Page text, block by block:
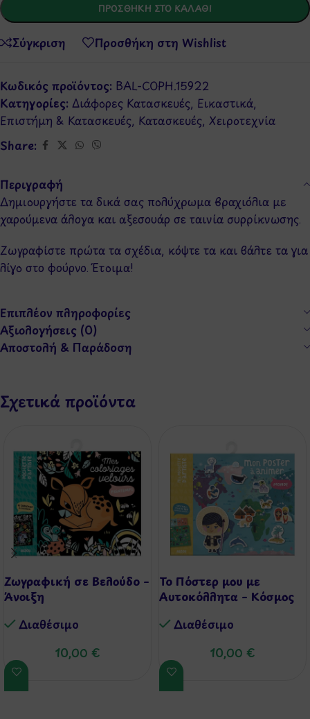
ΠΡΟΣΘΉΚΗ ΣΤΟ ΚΑΛΆΘΙ
Σύγκριση Προσθήκη στη Wishlist
Κωδικός προϊόντος: BAL-COPH.15922
Κατηγορίες: Διάφορες Κατασκευές, Εικαστικά,
Επιστήμη & Κατασκευές, Κατασκευές, Χειροτεχνία
Share:
Περιγραφή
Δημιουργήστε τα δικά σας πολύχρωμα βραχιόλια με
χαρούμενα άλογα και αξεσουάρ σε ταινία συρρίκνωσης.
Ζωγραφίστε πρώτα τα σχέδια, κόψτε τα και βάλτε τα για
λίγο στο φούρνο. Έτοιμα!
Επιπλέον πληροφορίες
Αξιολογήσεις (0)
Αποστολή & Παράδοση
Σχετικά προϊόντα
Ζωγραφική σε Βελούδο –
Άνοιξη
Διαθέσιμo
10,00 €
Το Πόστερ μου με
Αυτοκόλλητα – Κόσμος
Διαθέσιμo
10,00 €